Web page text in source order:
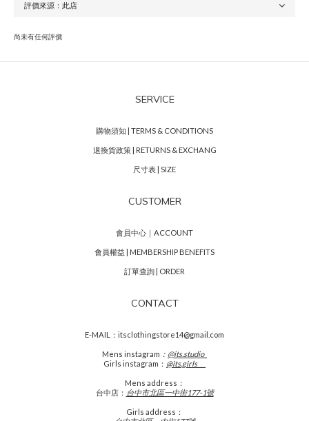
尚未有任何評價
SERVICE
購物須知 | TERMS & CONDITIONS
退換貨政策 | RETURNS & EXCHANG
尺寸表 | SIZE
CUSTOMER
會員中心｜ACCOUNT
會員權益 | MEMBERSHIP BENEFITS
訂單查詢 | ORDER
CONTACT
E-MAIL：itsclothingstore14@gmail.com
Mens instagram ： @its.studio_
Girls instagram： @its.girls___
Mens address：
台中店： 台中市北區一中街177-1號
Girls address：